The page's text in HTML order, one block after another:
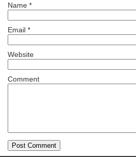
Name *
Email *
Website
Comment